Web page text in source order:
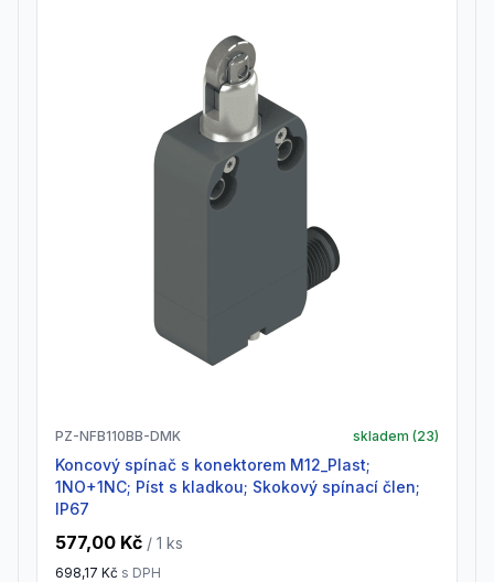
PZ-NFB110BB-DMK skladem (23)
Koncový spínač s konektorem M12_Plast;
1NO+1NC; Píst s kladkou; Skokový spínací člen;
IP67
577,00 Kč / 1 ks
698,17 Kč s DPH